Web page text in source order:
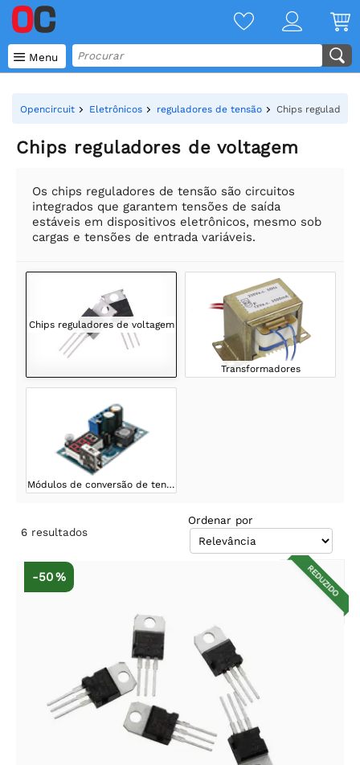
 Menu
Opencircuit Eletrônicos reguladores de tensão Chips
Chips reguladores de voltagem
Os chips reguladores de tensão são circuitos
integrados que garantem tensões de saída
estáveis em dispositivos eletrônicos, mesmo sob
cargas e tensões de entrada variáveis.
Chips reguladores de voltagem
Transformadores
Módulos de conversão de tensão
6 resultados
Ordenar por
REDUZIDO
-50 %